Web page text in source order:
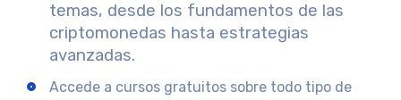
temas, desde los fundamentos de las
criptomonedas hasta estrategias
avanzadas.
Accede a cursos gratuitos sobre todo tipo de